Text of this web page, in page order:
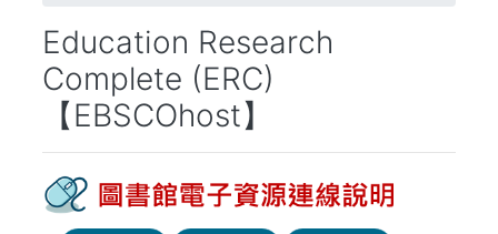
結
Education Research
Complete (ERC)
【EBSCOhost】